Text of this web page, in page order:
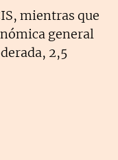
mientras que
general
2,5